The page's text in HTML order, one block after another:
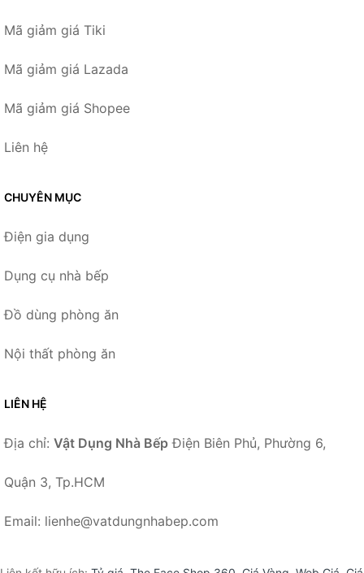
Mã giảm giá Tiki
Mã giảm giá Lazada
Mã giảm giá Shopee
Liên hệ
CHUYÊN MỤC
Điện gia dụng
Dụng cụ nhà bếp
Đồ dùng phòng ăn
Nội thất phòng ăn
LIÊN HỆ
Địa chỉ: Vật Dụng Nhà Bếp Điện Biên Phủ, Phường 6,
Quận 3, Tp.HCM
Email: lienhe@vatdungnhabep.com